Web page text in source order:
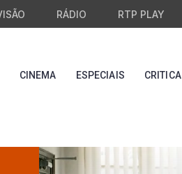
RÁDIO RTP PLAY
CINEMA ESPECIAIS CRITICA